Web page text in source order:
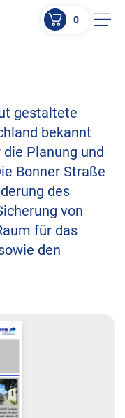
0
gestaltete
bekannt
Planung und
Bonner Straße
des
von
für das
den